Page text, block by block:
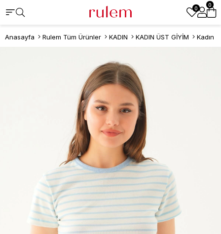
0
0
Anasayfa Rulem Tüm Ürünler KADIN KADIN ÜST GİYİM Kadın